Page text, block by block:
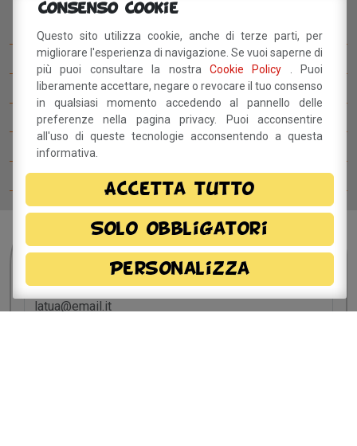
Betty B Festival
I concorsi del BettyB Festival
Come arrivare al BettyB Festival
Il Betty Blog
Ospiti del Betty B Festival
Comitato del festival
Sei interessato?Resta
in contatto!
Consenso Cookie
Questo sito utilizza cookie, anche di terze parti, per
migliorare l'esperienza di navigazione. Se vuoi saperne di
più puoi consultare la nostra Cookie Policy
. Puoi
liberamente accettare, negare o revocare il tuo consenso
in qualsiasi momento accedendo al pannello delle
preferenze nella pagina privacy. Puoi acconsentire
all'uso di queste tecnologie acconsentendo a questa
informativa.
Accetta tutto
Solo obbligatori
Personalizza